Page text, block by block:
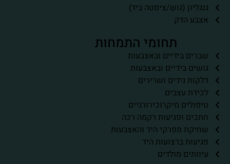
תחומי התמחות
שברים בידיים ובאצבעות
גושים בידיים ובאצבעות
דלקות גידים ושרירים
לכידת עצבים
טיפולים מיקרוכירורגיים
חתכים ופגיעות רקמה רכה
שחיקת מפרקי היד והאצבעות
פגיעות ברצועות היד
עיוותים מולדים
גנגליון (גוש/ציסטה ביד)
אצבע הדק